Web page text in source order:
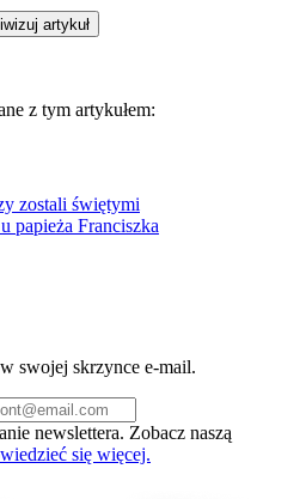
artykuł
z tym artykułem:
zostali świętymi
papieża Franciszka
swojej skrzynce e-mail.
newslettera. Zobacz naszą
się więcej.